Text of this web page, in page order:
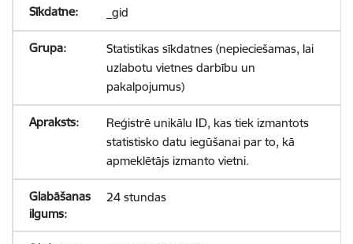
_gid
Statistikas sīkdatnes (nepieciešamas, lai
uzlabotu vietnes darbību un
pakalpojumus)
Reģistrē unikālu ID, kas tiek izmantots
statistisko datu iegūšanai par to, kā
apmeklētājs izmanto vietni.
24 stundas